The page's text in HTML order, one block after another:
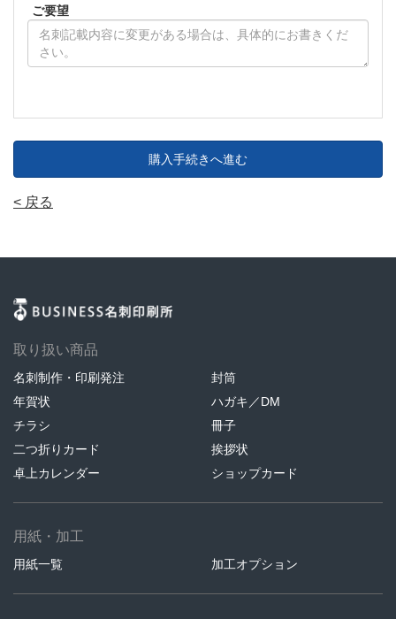
ご要望
購入手続きへ進む
< 戻る
取り扱い商品
名刺制作・印刷発注
封筒
年賀状
ハガキ／DM
チラシ
冊子
二つ折りカード
挨拶状
卓上カレンダー
ショップカード
用紙・加工
用紙一覧 加工オプション